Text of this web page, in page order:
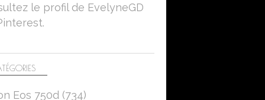
MANTES-LA-JOLIE
CANON EOS 750D
Eos 750d (734)
le profil de EvelyneGD